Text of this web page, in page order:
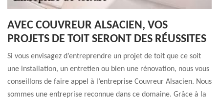
AVEC COUVREUR ALSACIEN, VOS
PROJETS DE TOIT SERONT DES RÉUSSITES
Si vous envisagez d’entreprendre un projet de toit que ce soit
une installation, un entretien ou bien une rénovation, nous vous
conseillons de faire appel à l’entreprise Couvreur Alsacien. Nous
sommes une entreprise reconnue dans ce domaine. Grâce à la